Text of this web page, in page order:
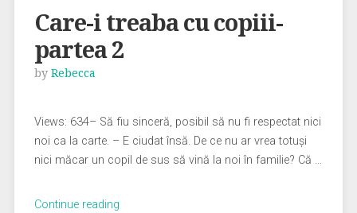
Care-i treaba cu copiii-
partea 2
by Rebecca
Views: 634– Să fiu sinceră, posibil să nu fi respectat nici
noi ca la carte. – E ciudat însă. De ce nu ar vrea totuși
nici măcar un copil de sus să vină la noi în familie? Că …
Continue reading„Care-